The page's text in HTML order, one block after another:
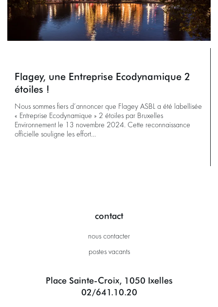
Flagey, une Entreprise Ecodynamique 2
étoiles !
Nous sommes fiers d’annoncer que Flagey ASBL a été labellisée
« Entreprise Ecodynamique » 2 étoiles par Bruxelles
Environnement le 13 novembre 2024. Cette reconnaissance
officielle souligne les effort…
contact
nous contacter
postes vacants
Place Sainte-Croix, 1050 Ixelles
02/641.10.20